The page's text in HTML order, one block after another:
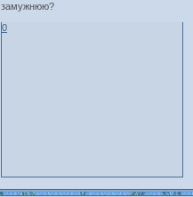
замужнюю?
0